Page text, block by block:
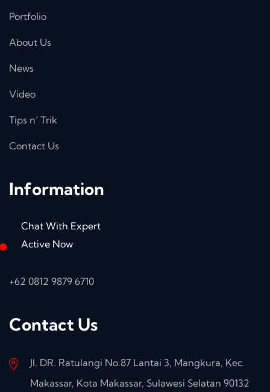
Portfolio
About Us
News
Video
Tips n’ Trik
Contact Us
Information
Chat With Expert
Active Now
+62 0812 9879 6710
Contact Us
Jl. DR. Ratulangi No.87 Lantai 3, Mangkura, Kec.
Makassar, Kota Makassar, Sulawesi Selatan 90132